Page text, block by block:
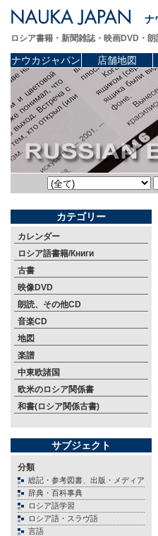
ナ
ロシア書籍・新聞雑誌・映画DVD・
ナウカジャパン 店舗地図
カテゴリー
カレンダー
ロシア語書籍/Книги
古書
映像DVD
朗読、その他CD
音楽CD
地図
楽譜
中東欧諸国
欧米のロシア関係書
和書(ロシア関係古書)
サブジェクト
分類
総記・参考図書、出版・メディア
辞典・百科事典
ロシア語学習
ロシア語・スラヴ語
言語